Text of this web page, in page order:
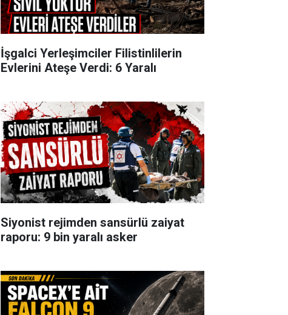
İşgalci Yerleşimciler Filistinlilerin
Evlerini Ateşe Verdi: 6 Yaralı
Siyonist rejimden sansürlü zaiyat
raporu: 9 bin yaralı asker